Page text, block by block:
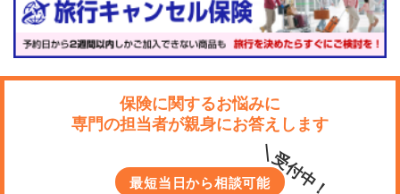
保険に関するお悩みに
専門の担当者が親身にお答えします
最短当日から相談可能＼受付中！／